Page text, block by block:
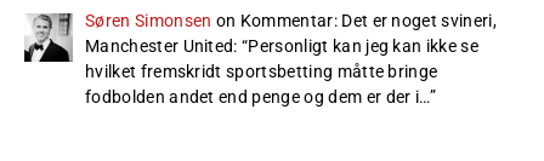
Søren Simonsen on Kommentar: Det er noget svineri,
Manchester United: “Personligt kan jeg kan ikke se
hvilket fremskridt sportsbetting måtte bringe
fodbolden andet end penge og dem er der i…”